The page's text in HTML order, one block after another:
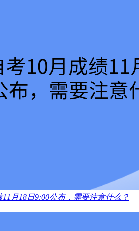
11月18日9:00公布，需要注意什么？